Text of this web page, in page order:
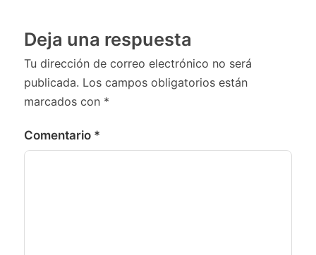
Deja una respuesta
Tu dirección de correo electrónico no será
publicada. Los campos obligatorios están
marcados con *
Comentario *